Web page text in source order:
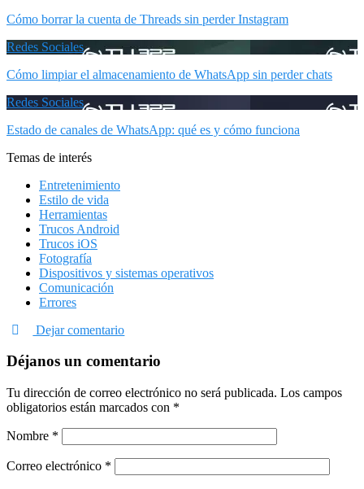
Cómo borrar la cuenta de Threads sin perder Instagram
Redes Sociales
Cómo limpiar el almacenamiento de WhatsApp sin perder chats
Redes Sociales
Estado de canales de WhatsApp: qué es y cómo funciona
Temas de interés
Entretenimiento
Estilo de vida
Herramientas
Trucos Android
Trucos iOS
Fotografía
Dispositivos y sistemas operativos
Comunicación
Errores
Dejar comentario
Déjanos un comentario
Tu dirección de correo electrónico no será publicada. Los campos
obligatorios están marcados con *
Nombre *
Correo electrónico *